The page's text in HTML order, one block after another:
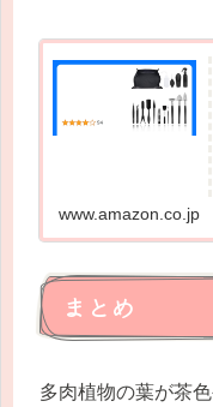
www.amazon.co.jp
まとめ
多肉植物の葉が茶